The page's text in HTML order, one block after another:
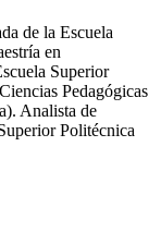
de la Escuela
en
Superior
Pedagógicas
Analista de
Politécnica